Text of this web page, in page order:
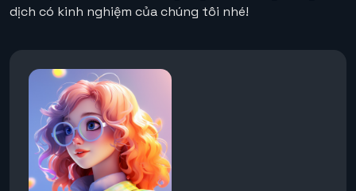
dịch có kinh nghiệm của chúng tôi nhé!